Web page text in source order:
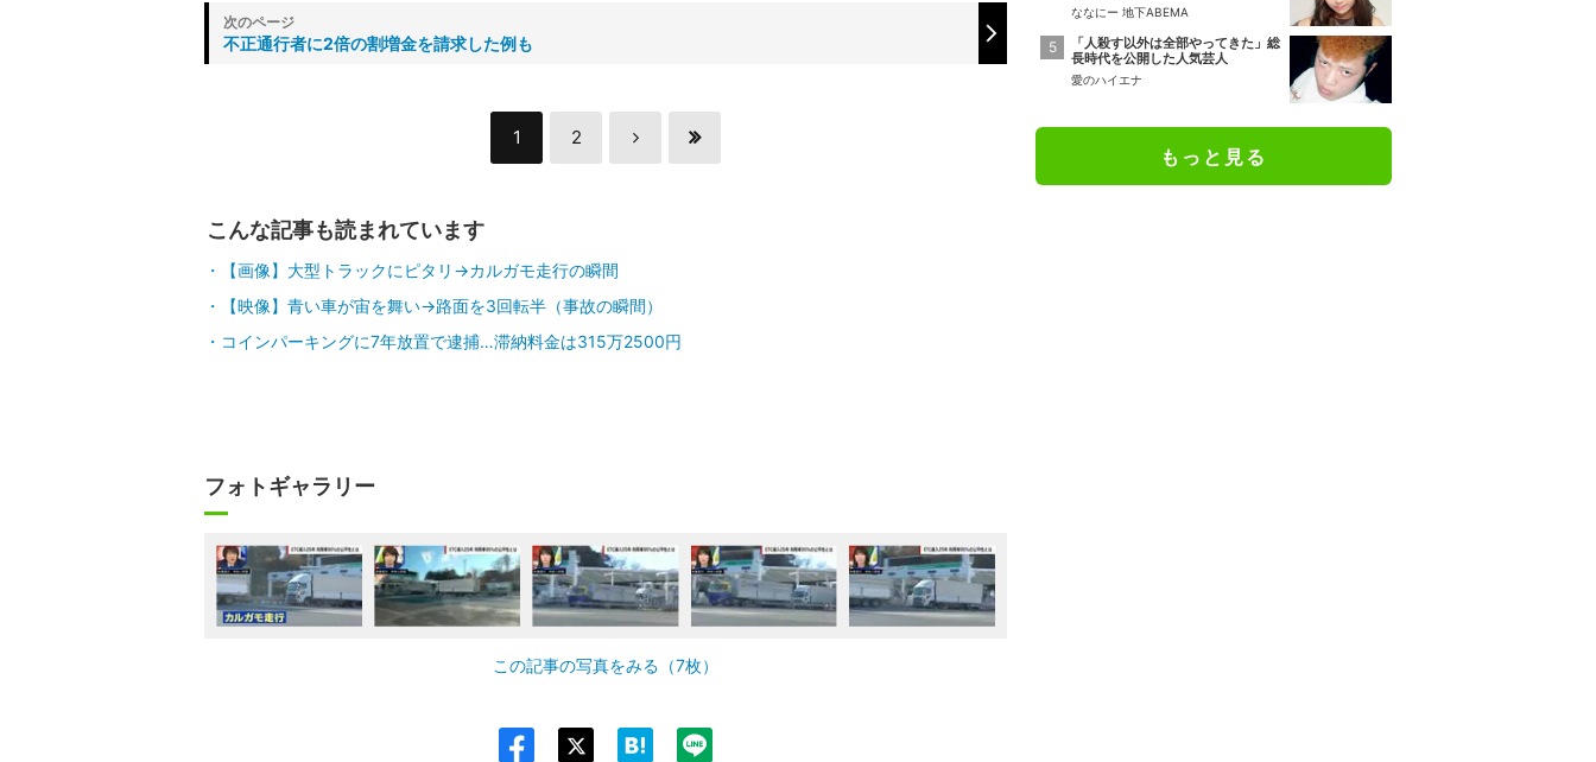
不正通行者に2倍の割増金を請求した例も
1 2
こんな記事も読まれています
【画像】大型トラックにピタリ→カルガモ走行の瞬間
【映像】青い車が宙を舞い→路面を3回転半（事故の瞬間）
コインパーキングに7年放置で逮捕…滞納料金は315万2500円
フォトギャラリー
この記事の写真をみる（7枚）
ななにー 地下ABEMA
「人殺す以外は全部やってきた」総
長時代を公開した人気芸人
愛のハイエナ
もっと見る